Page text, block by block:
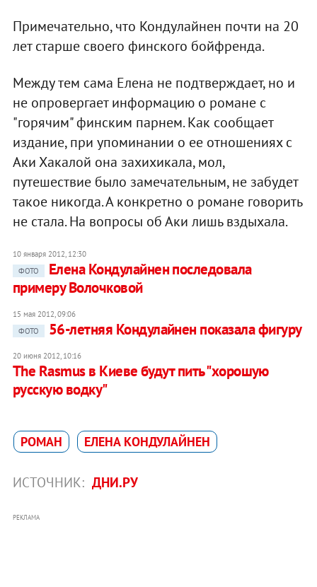
Примечательно, что Кондулайнен почти на 20
лет старше своего финского бойфренда.
Между тем сама Елена не подтверждает, но и
не опровергает информацию о романе с
"горячим" финским парнем. Как сообщает
издание, при упоминании о ее отношениях с
Аки Хакалой она захихикала, мол,
путешествие было замечательным, не забудет
такое никогда. А конкретно о романе говорить
не стала. На вопросы об Аки лишь вздыхала.
10 января 2012, 12:30
ФОТО
Елена Кондулайнен последовала
примеру Волочковой
15 мая 2012, 09:06
ФОТО
56-летняя Кондулайнен показала фигуру
20 июня 2012, 10:16
The Rasmus в Киеве будут пить "хорошую
русскую водку"
РОМАН ЕЛЕНА КОНДУЛАЙНЕН
ИСТОЧНИК: ДНИ.РУ
РЕКЛАМА